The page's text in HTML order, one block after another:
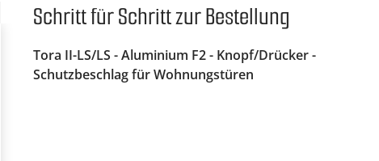
Schritt für Schritt zur Bestellung
Tora II-LS/LS - Aluminium F2 - Knopf/Drücker -
Schutzbeschlag für Wohnungstüren